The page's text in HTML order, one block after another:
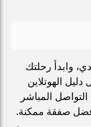
وابدأ رحلتك
الهوتلاين
المباشر
صفقة ممكنة.